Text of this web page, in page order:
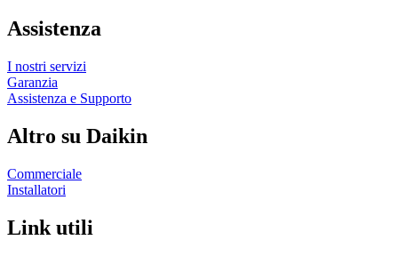
Assistenza
I nostri servizi
Garanzia
Assistenza e Supporto
Altro su Daikin
Commerciale
Installatori
Link utili